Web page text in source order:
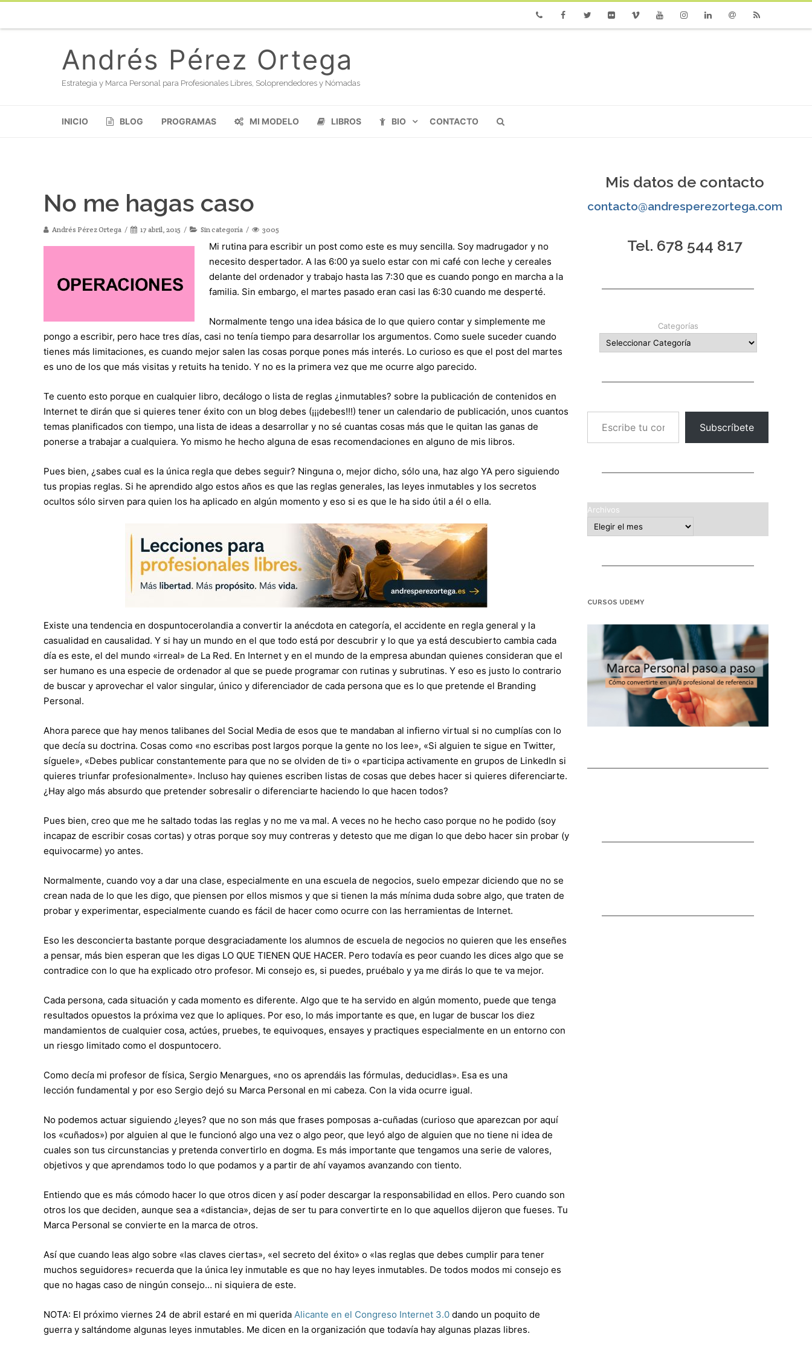
Andrés Pérez Ortega
Estrategia y Marca Personal para Profesionales Libres, Soloprendedores y Nómadas
INICIO BLOG PROGRAMAS MI MODELO LIBROS BIO CONTACTO
No me hagas caso
Andrés Pérez Ortega 17 abril, 2015 Sin categoría 3005
Mi rutina para escribir un post como este es muy sencilla. Soy madrugador y no
necesito despertador. A las 6:00 ya suelo estar con mi café con leche y cereales
delante del ordenador y trabajo hasta las 7:30 que es cuando pongo en marcha a la
familia. Sin embargo, el martes pasado eran casi las 6:30 cuando me desperté.
Normalmente tengo una idea básica de lo que quiero contar y simplemente me
pongo a escribir, pero hace tres días, casi no tenía tiempo para desarrollar los argumentos. Como suele suceder cuando
tienes más limitaciones, es cuando mejor salen las cosas porque pones más interés. Lo curioso es que el post del martes
es uno de los que más visitas y retuits ha tenido. Y no es la primera vez que me ocurre algo parecido.
Te cuento esto porque en cualquier libro, decálogo o lista de reglas ¿inmutables? sobre la publicación de contenidos en
Internet te dirán que si quieres tener éxito con un blog debes (¡¡¡debes!!!) tener un calendario de publicación, unos cuantos
temas planificados con tiempo, una lista de ideas a desarrollar y no sé cuantas cosas más que le quitan las ganas de
ponerse a trabajar a cualquiera. Yo mismo he hecho alguna de esas recomendaciones en alguno de mis libros.
Pues bien, ¿sabes cual es la única regla que debes seguir? Ninguna o, mejor dicho, sólo una, haz algo YA pero siguiendo
tus propias reglas. Si he aprendido algo estos años es que las reglas generales, las leyes inmutables y los secretos
ocultos sólo sirven para quien los ha aplicado en algún momento y eso si es que le ha sido útil a él o ella.
Existe una tendencia en dospuntocerolandia a convertir la anécdota en categoría, el accidente en regla general y la
casualidad en causalidad. Y si hay un mundo en el que todo está por descubrir y lo que ya está descubierto cambia cada
día es este, el del mundo «irreal» de La Red. En Internet y en el mundo de la empresa abundan quienes consideran que el
ser humano es una especie de ordenador al que se puede programar con rutinas y subrutinas. Y eso es justo lo contrario
de buscar y aprovechar el valor singular, único y diferenciador de cada persona que es lo que pretende el Branding
Personal.
Ahora parece que hay menos talibanes del Social Media de esos que te mandaban al infierno virtual si no cumplías con lo
que decía su doctrina. Cosas como «no escribas post largos porque la gente no los lee», «Si alguien te sigue en Twitter,
síguele», «Debes publicar constantemente para que no se olviden de ti» o «participa activamente en grupos de LinkedIn si
quieres triunfar profesionalmente». Incluso hay quienes escriben listas de cosas que debes hacer si quieres diferenciarte.
¿Hay algo más absurdo que pretender sobresalir o diferenciarte haciendo lo que hacen todos?
Pues bien, creo que me he saltado todas las reglas y no me va mal. A veces no he hecho caso porque no he podido (soy
incapaz de escribir cosas cortas) y otras porque soy muy contreras y detesto que me digan lo que debo hacer sin probar (y
equivocarme) yo antes.
Normalmente, cuando voy a dar una clase, especialmente en una escuela de negocios, suelo empezar diciendo que no se
crean nada de lo que les digo, que piensen por ellos mismos y que si tienen la más mínima duda sobre algo, que traten de
probar y experimentar, especialmente cuando es fácil de hacer como ocurre con las herramientas de Internet.
Eso les desconcierta bastante porque desgraciadamente los alumnos de escuela de negocios no quieren que les enseñes
a pensar, más bien esperan que les digas LO QUE TIENEN QUE HACER. Pero todavía es peor cuando les dices algo que se
contradice con lo que ha explicado otro profesor. Mi consejo es, si puedes, pruébalo y ya me dirás lo que te va mejor.
Cada persona, cada situación y cada momento es diferente. Algo que te ha servido en algún momento, puede que tenga
resultados opuestos la próxima vez que lo apliques. Por eso, lo más importante es que, en lugar de buscar los diez
mandamientos de cualquier cosa, actúes, pruebes, te equivoques, ensayes y practiques especialmente en un entorno con
un riesgo limitado como el dospuntocero.
Como decía mi profesor de física, Sergio Menargues, «no os aprendáis las fórmulas, deducidlas». Esa es una
lección fundamental y por eso Sergio dejó su Marca Personal en mi cabeza. Con la vida ocurre igual.
No podemos actuar siguiendo ¿leyes? que no son más que frases pomposas a-cuñadas (curioso que aparezcan por aquí
los «cuñados») por alguien al que le funcionó algo una vez o algo peor, que leyó algo de alguien que no tiene ni idea de
cuales son tus circunstancias y pretenda convertirlo en dogma. Es más importante que tengamos una serie de valores,
objetivos y que aprendamos todo lo que podamos y a partir de ahí vayamos avanzando con tiento.
Entiendo que es más cómodo hacer lo que otros dicen y así poder descargar la responsabilidad en ellos. Pero cuando son
otros los que deciden, aunque sea a «distancia», dejas de ser tu para convertirte en lo que aquellos dijeron que fueses. Tu
Marca Personal se convierte en la marca de otros.
Así que cuando leas algo sobre «las claves ciertas», «el secreto del éxito» o «las reglas que debes cumplir para tener
muchos seguidores» recuerda que la única ley inmutable es que no hay leyes inmutables. De todos modos mi consejo es
que no hagas caso de ningún consejo… ni siquiera de este.
NOTA: El próximo viernes 24 de abril estaré en mi querida Alicante en el Congreso Internet 3.0 dando un poquito de
guerra y saltándome algunas leyes inmutables. Me dicen en la organización que todavía hay algunas plazas libres.
Mis datos de contacto
contacto@andresperezortega.com
Tel. 678 544 817
Categorías
Escribe tu correo electrónico…
Subscríbete
Archivos
CURSOS UDEMY